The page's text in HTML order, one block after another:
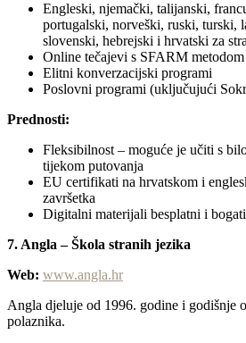
Engleski, njemački, talijanski,
portugalski, norveški, ruski, turski,
slovenski, hebrejski i hrvatski za
Online tečajevi s SFARM metodom
Elitni konverzacijski programi
Poslovni programi (uključujući
Prednosti:
Fleksibilnost – moguće je učiti s
tijekom putovanja
EU certifikati na hrvatskom i
završetka
Digitalni materijali besplatni i bogati
7. Angla – Škola stranih jezika
Web: www.angla.hr
Angla djeluje od 1996. godine i godišnje
polaznika.